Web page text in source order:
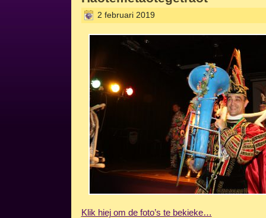
2 februari 2019
Klik hiej om de foto’s te bekieke…